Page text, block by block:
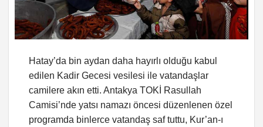
Hatay’da bin aydan daha hayırlı olduğu kabul
edilen Kadir Gecesi vesilesi ile vatandaşlar
camilere akın etti. Antakya TOKİ Rasullah
Camisi’nde yatsı namazı öncesi düzenlenen özel
programda binlerce vatandaş saf tuttu, Kur’an-ı